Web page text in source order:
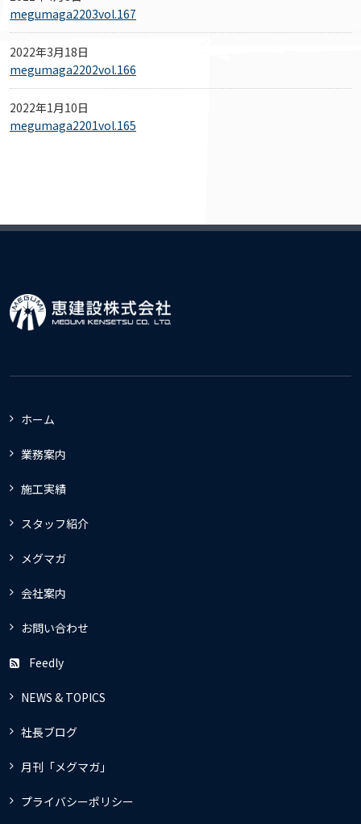
megumaga2203vol.167
2022年3月18日
megumaga2202vol.166
2022年1月10日
megumaga2201vol.165
ホーム
業務案内
施工実績
スタッフ紹介
メグマガ
会社案内
お問い合わせ
Feedly
NEWS & TOPICS
社長ブログ
月刊「メグマガ」
プライバシーポリシー